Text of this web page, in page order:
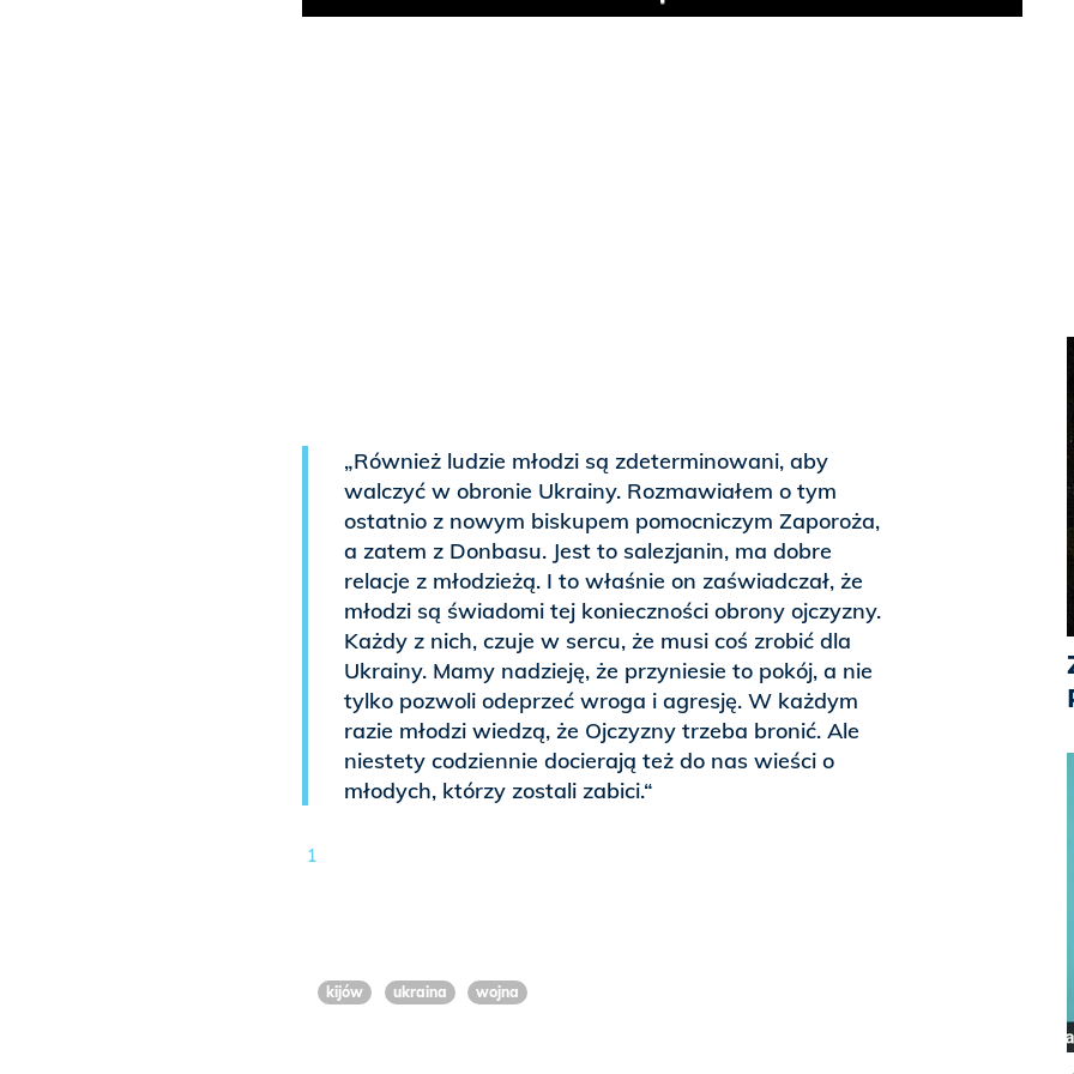
Play
„Również ludzie młodzi są zdeterminowani, aby
walczyć w obronie Ukrainy. Rozmawiałem o tym
ostatnio z nowym biskupem pomocniczym Zaporoża,
a zatem z Donbasu. Jest to salezjanin, ma dobre
relacje z młodzieżą. I to właśnie on zaświadczał, że
młodzi są świadomi tej konieczności obrony ojczyzny.
Każdy z nich, czuje w sercu, że musi coś zrobić dla
Ukrainy. Mamy nadzieję, że przyniesie to pokój, a nie
tylko pozwoli odeprzeć wroga i agresję. W każdym
razie młodzi wiedzą, że Ojczyzny trzeba bronić. Ale
niestety codziennie docierają też do nas wieści o
młodych, którzy zostali zabici.“
1
kijów ukraina wojna